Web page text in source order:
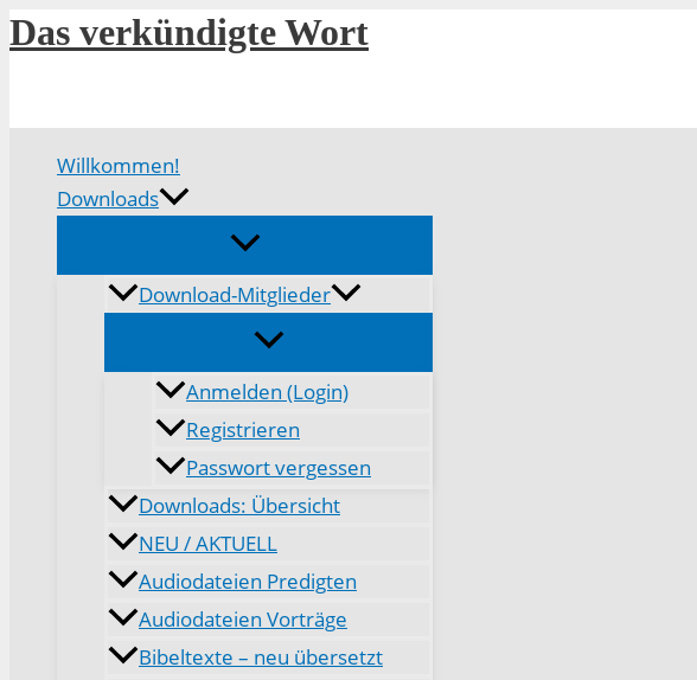
Zum
Inhalt
Das verkündigte Wort
Willkommen!
Downloads
Download-Mitglieder
Anmelden (Login)
Registrieren
Passwort vergessen
Downloads: Übersicht
NEU / AKTUELL
Audiodateien Predigten
Audiodateien Vorträge
Bibeltexte – neu übersetzt